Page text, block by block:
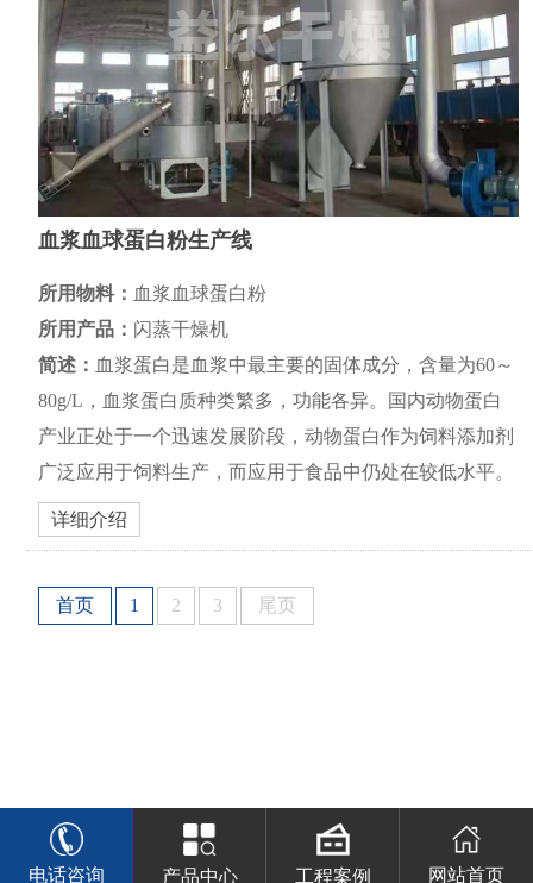
血浆血球蛋白粉生产线
所用物料： 血浆血球蛋白粉
所用产品： 闪蒸干燥机
简述： 血浆蛋白是血浆中最主要的固体成分，含量为60～
80g/L，血浆蛋白质种类繁多，功能各异。国内动物蛋白
产业正处于一个迅速发展阶段，动物蛋白作为饲料添加剂
广泛应用于饲料生产，而应用于食品中仍处在较低水平。
详细介绍
首页 1 2 3 尾页
电话咨询 产品中心 工程案例 网站首页